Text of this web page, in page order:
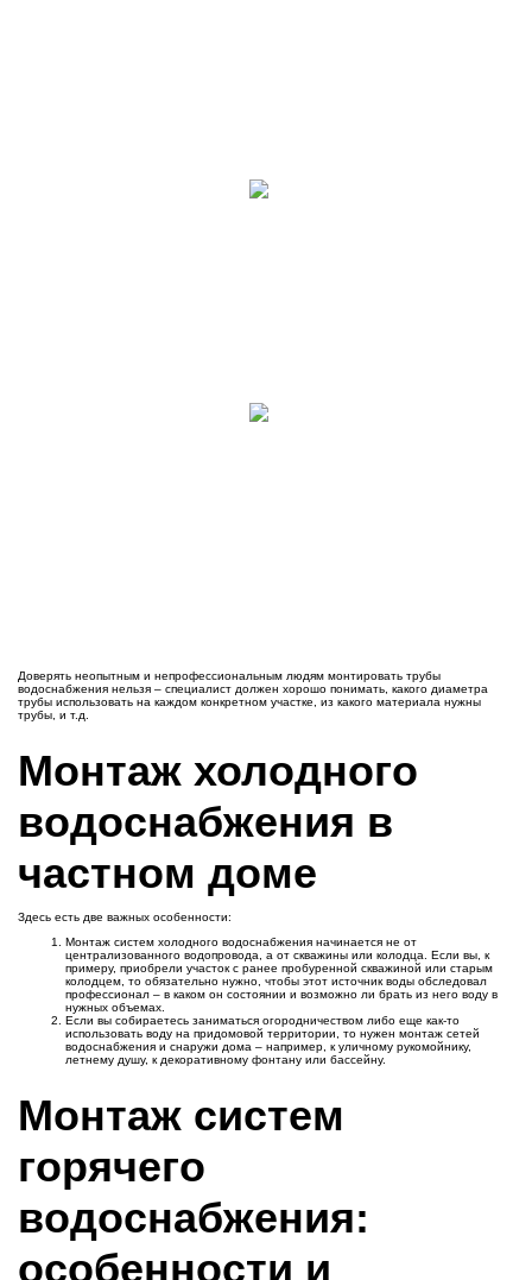
Доверять неопытным и непрофессиональным людям монтировать трубы
водоснабжения нельзя – специалист должен хорошо понимать, какого диаметра
трубы использовать на каждом конкретном участке, из какого материала нужны
трубы, и т.д.
Монтаж холодного
водоснабжения в
частном доме
Здесь есть две важных особенности:
Монтаж систем холодного водоснабжения начинается не от
централизованного водопровода, а от скважины или колодца. Если вы, к
примеру, приобрели участок с ранее пробуренной скважиной или старым
колодцем, то обязательно нужно, чтобы этот источник воды обследовал
профессионал – в каком он состоянии и возможно ли брать из него воду в
нужных объемах.
Если вы собираетесь заниматься огородничеством либо еще как-то
использовать воду на придомовой территории, то нужен монтаж сетей
водоснабжения и снаружи дома – например, к уличному рукомойнику,
летнему душу, к декоративному фонтану или бассейну.
Монтаж систем
горячего
водоснабжения:
особенности и